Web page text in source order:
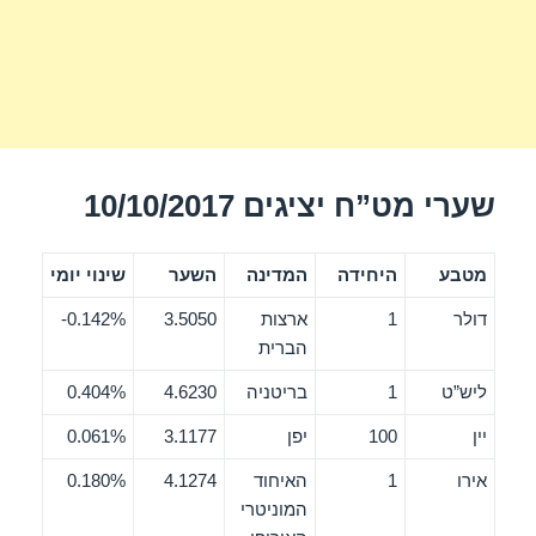
שערי מט”ח יציגים 10/10/2017
מטבע היחידה המדינה השער שינוי יומי
דולר 1
ארצות
הברית
3.5050
0.142%-
ליש”ט 1 בריטניה 4.6230
0.404%
יין 100 יפן 3.1177
0.061%
אירו 1
האיחוד
המוניטרי
4.1274
0.180%